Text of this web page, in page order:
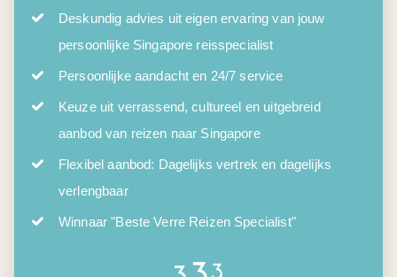
Deskundig advies uit eigen ervaring van jouw
persoonlijke Singapore reisspecialist
Persoonlijke aandacht en 24/7 service
Keuze uit verrassend, cultureel en uitgebreid
aanbod van reizen naar Singapore
Flexibel aanbod: Dagelijks vertrek en dagelijks
verlengbaar
Winnaar "Beste Verre Reizen Specialist"